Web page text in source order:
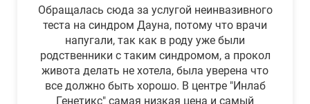
Обращалась сюда за услугой неинвазивного
теста на синдром Дауна, потому что врачи
напугали, так как в роду уже были
родственники с таким синдромом, а прокол
живота делать не хотела, была уверена что
все должно быть хорошо. В центре "Инлаб
Генетикс" самая низкая цена и самый